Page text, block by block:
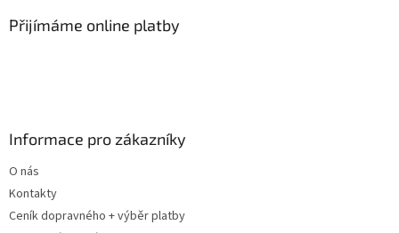
Přijímáme online platby
Informace pro zákazníky
O nás
Kontakty
Ceník dopravného + výběr platby